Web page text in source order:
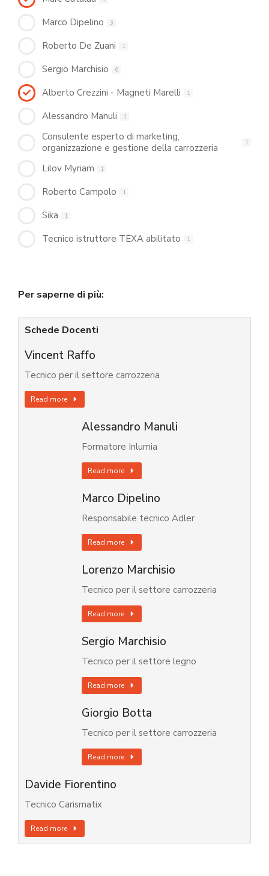
Marco Dipelino 3
Roberto De Zuani 1
Sergio Marchisio 6
Alberto Crezzini - Magneti Marelli 1
Alessandro Manuli 1
Consulente esperto di marketing,
organizzazione e gestione della carrozzeria
1
Lilov Myriam 1
Roberto Campolo 1
Sika 1
Tecnico istruttore TEXA abilitato 1
Per saperne di più:
Schede Docenti
Vincent Raffo
Tecnico per il settore carrozzeria
Read more
Alessandro Manuli
Formatore Inlumia
Read more
Marco Dipelino
Responsabile tecnico Adler
Read more
Lorenzo Marchisio
Tecnico per il settore carrozzeria
Read more
Sergio Marchisio
Tecnico per il settore legno
Read more
Giorgio Botta
Tecnico per il settore carrozzeria
Read more
Davide Fiorentino
Tecnico Carismatix
Read more